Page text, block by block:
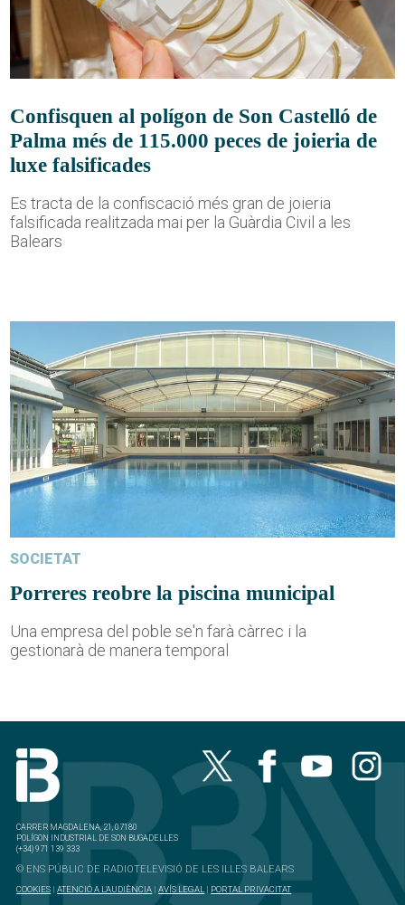
Confisquen al polígon de Son Castelló de
Palma més de 115.000 peces de joieria de
luxe falsificades
Es tracta de la confiscació més gran de joieria
falsificada realitzada mai per la Guàrdia Civil a les
Balears
SOCIETAT
Porreres reobre la piscina municipal
Una empresa del poble se'n farà càrrec i la
gestionarà de manera temporal
CARRER MAGDALENA, 21, 07180
POLÍGON INDUSTRIAL DE SON BUGADELLES
(+34) 971 139 333
© ENS PÚBLIC DE RADIOTELEVISIÓ DE LES ILLES BALEARS
COOKIES |ATENCIÓ A L'AUDIÈNCIA |AVÍS LEGAL | PORTAL PRIVACITAT